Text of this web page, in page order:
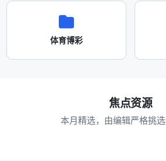
体育博彩
焦点资源
本月精选，由编辑严格挑选